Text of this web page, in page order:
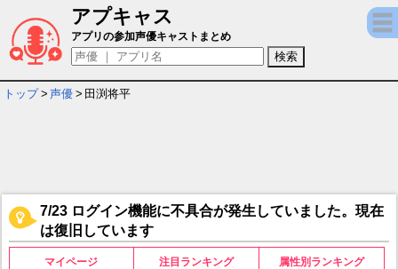
アプキャス
田渕将平 - 担当ゲームキャラ一覧情報
アプリの参加声優キャストまとめ
トップ > 声優 > 田渕将平
7/23 ログイン機能に不具合が発生していました。現在
は復旧しています
マイページ 注目ランキング 属性別ランキング